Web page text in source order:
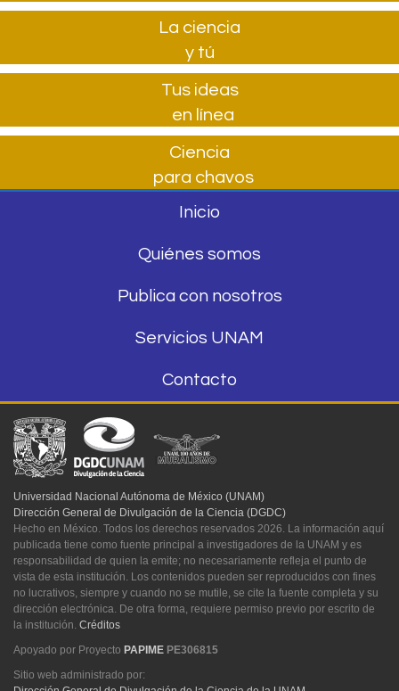
La ciencia
y tú
Tus ideas
en línea
Ciencia
para chavos
Inicio
Quiénes somos
Publica con nosotros
Servicios UNAM
Contacto
Universidad Nacional Autónoma de México (UNAM)
Dirección General de Divulgación de la Ciencia (DGDC)
Hecho en México. Todos los derechos reservados 2026. La información aquí
publicada tiene como fuente principal a investigadores de la UNAM y es
responsabilidad de quien la emite; no necesariamente refleja el punto de
vista de esta institución. Los contenidos pueden ser reproducidos con fines
no lucrativos, siempre y cuando no se mutile, se cite la fuente completa y su
dirección electrónica. De otra forma, requiere permiso previo por escrito de
la institución. Créditos
Apoyado por Proyecto PAPIME PE306815
Sitio web administrado por: